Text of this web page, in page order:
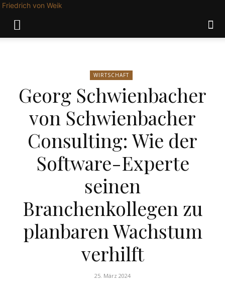
Friedrich von Weik
WIRTSCHAFT
Georg Schwienbacher
von Schwienbacher
Consulting: Wie der
Software-Experte
seinen
Branchenkollegen zu
planbaren Wachstum
verhilft
25. März 2024